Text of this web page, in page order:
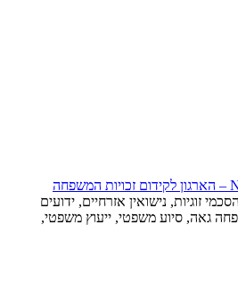
זוגיות, נישואין אזרחיים, ידועים
גאה, סיוע משפטי, ייעוץ משפטי,